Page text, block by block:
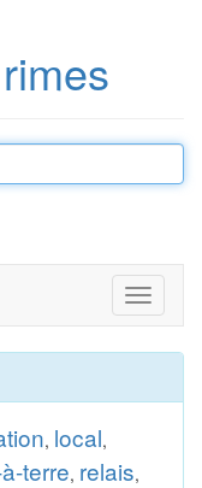
Toggle
, local,
terre, relais,